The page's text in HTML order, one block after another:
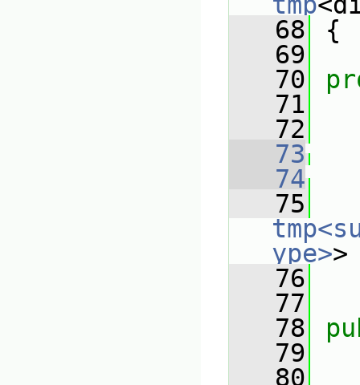
   68
{
   69
   70
   71
   72
   73
   74
   75
ype>
   76
   77
   78
   79
   80